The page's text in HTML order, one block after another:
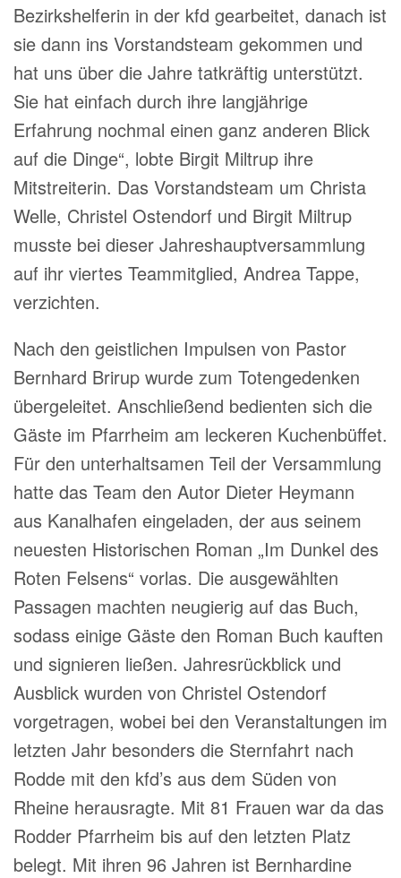
Bezirkshelferin in der kfd gearbeitet, danach ist
sie dann ins Vorstandsteam gekommen und
hat uns über die Jahre tatkräftig unterstützt.
Sie hat einfach durch ihre langjährige
Erfahrung nochmal einen ganz anderen Blick
auf die Dinge“, lobte Birgit Miltrup ihre
Mitstreiterin. Das Vorstandsteam um Christa
Welle, Christel Ostendorf und Birgit Miltrup
musste bei dieser Jahreshauptversammlung
auf ihr viertes Teammitglied, Andrea Tappe,
verzichten.
Nach den geistlichen Impulsen von Pastor
Bernhard Brirup wurde zum Totengedenken
übergeleitet. Anschließend bedienten sich die
Gäste im Pfarrheim am leckeren Kuchenbüffet.
Für den unterhaltsamen Teil der Versammlung
hatte das Team den Autor Dieter Heymann
aus Kanalhafen eingeladen, der aus seinem
neuesten Historischen Roman „Im Dunkel des
Roten Felsens“ vorlas. Die ausgewählten
Passagen machten neugierig auf das Buch,
sodass einige Gäste den Roman Buch kauften
und signieren ließen. Jahresrückblick und
Ausblick wurden von Christel Ostendorf
vorgetragen, wobei bei den Veranstaltungen im
letzten Jahr besonders die Sternfahrt nach
Rodde mit den kfd’s aus dem Süden von
Rheine herausragte. Mit 81 Frauen war da das
Rodder Pfarrheim bis auf den letzten Platz
belegt. Mit ihren 96 Jahren ist Bernhardine